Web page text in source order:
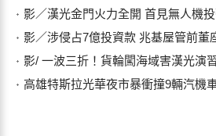
影／漢光金門火力全開 首見無人機投彈
影／涉侵占7億投資款 兆基屋管前董座羈押
影/ 一波三折！貨輪闖海域害漢光演習延
高雄特斯拉光華夜市暴衝撞9輛汽機車毀